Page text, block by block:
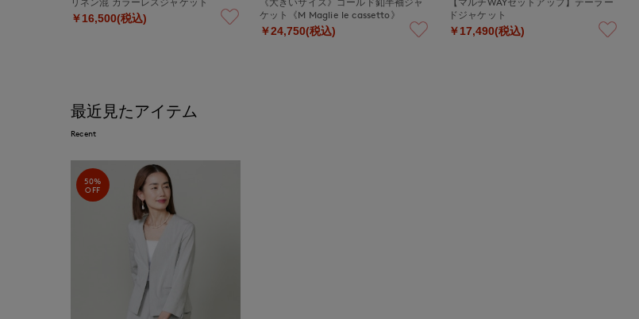
￥16,500(税込)
ケット《M Maglie le cassetto》
￥24,750(税込)
ドジャケット
￥17,490(税込)
最近見たアイテム
Recent
50%
OFF